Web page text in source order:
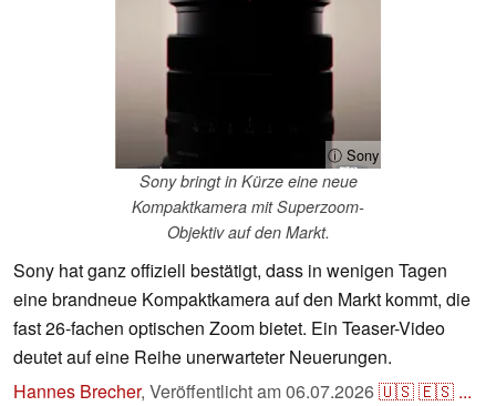
ⓘ Sony
Sony bringt in Kürze eine neue
Kompaktkamera mit Superzoom-
Objektiv auf den Markt.
Sony hat ganz offiziell bestätigt, dass in wenigen Tagen
eine brandneue Kompaktkamera auf den Markt kommt, die
fast 26-fachen optischen Zoom bietet. Ein Teaser-Video
deutet auf eine Reihe unerwarteter Neuerungen.
Hannes Brecher, Veröffentlicht am06.07.2026🇺🇸🇪🇸 ...